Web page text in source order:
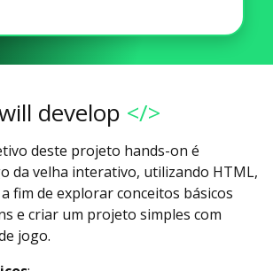
develop </>
deste projeto hands-on é
da velha interativo, utilizando HTML,
a fim de explorar conceitos básicos
e criar um projeto simples com
jogo.